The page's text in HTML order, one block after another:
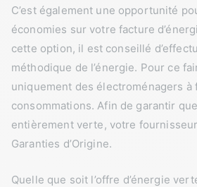
C’est également une opportunité
économies sur votre facture
cette option, il est conseillé
méthodique de l’énergie. Pour ce
uniquement des électroménagers à
consommations. Afin de garantir
entièrement verte, votre
Garanties d’Origine.
Quelle que soit l’offre d’énergie